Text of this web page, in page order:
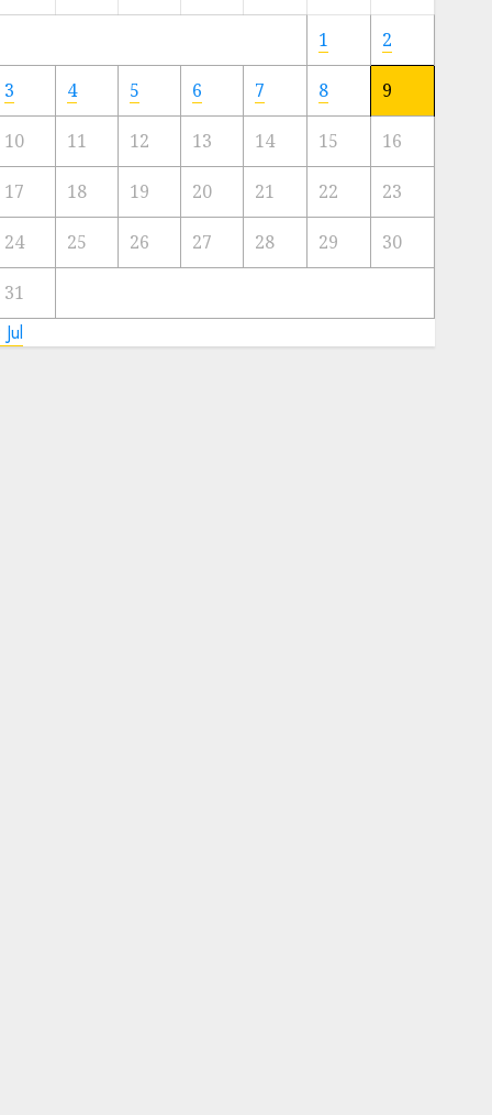
Artis
Kota
23/11/2024
0
1 2
3 4 5 6 7 8 9
10 11 12 13 14 15 16
17 18 19 20 21 22 23
24 25 26 27 28 29 30
31